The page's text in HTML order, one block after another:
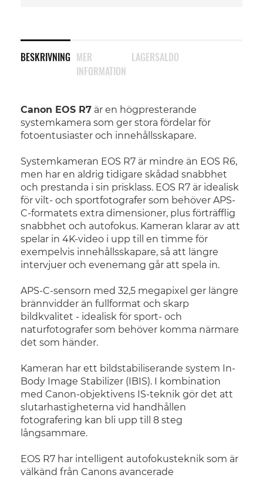
BESKRIVNING
Canon EOS R7 är en högpresterande
systemkamera som ger stora fördelar för
fotoentusiaster och innehållsskapare.
Systemkameran EOS R7 är mindre än EOS R6,
men har en aldrig tidigare skådad snabbhet
och prestanda i sin prisklass. EOS R7 är idealisk
för vilt- och sportfotografer som behöver APS-
C-formatets extra dimensioner, plus förträfflig
snabbhet och autofokus. Kameran klarar av att
spelar in 4K-video i upp till en timme för
exempelvis innehållsskapare, så att längre
intervjuer och evenemang går att spela in.
APS-C-sensorn med 32,5 megapixel ger längre
brännvidder än fullformat och skarp
bildkvalitet - idealisk för sport- och
naturfotografer som behöver komma närmare
det som händer.
Kameran har ett bildstabiliserande system In-
Body Image Stabilizer (IBIS). I kombination
med Canon-objektivens IS-teknik gör det att
slutarhastigheterna vid handhållen
fotografering kan bli upp till 8 steg
långsammare.
EOS R7 har intelligent autofokusteknik som är
välkänd från Canons avancerade
MER
INFORMATION
LAGERSALDO